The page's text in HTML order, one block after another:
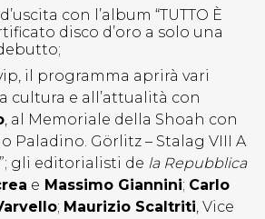
con l’album “TUTTO È
disco d’oro a solo una
il programma aprirà vari
cultura e all’attualità con
, al Memoriale della Shoah con
Paladino. Görlitz – Stalag VIII A
gli editorialisti de la Repubblica
e Massimo Giannini; Carlo
; Maurizio Scaltriti, Vice